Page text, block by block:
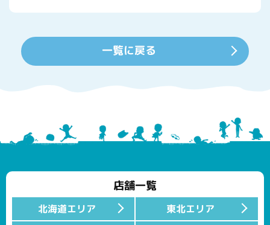
一覧に戻る
店舗一覧
北海道エリア
東北エリア